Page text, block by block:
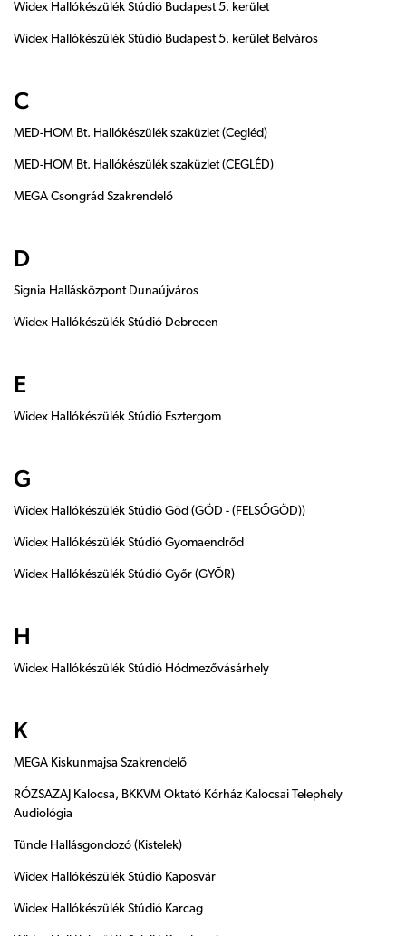
Widex Hallókészülék Stúdió Budapest 5. kerület
Widex Hallókészülék Stúdió Budapest 5. kerület Belváros
C
MED-HOM Bt. Hallókészülék szaküzlet (Cegléd)
MED-HOM Bt. Hallókészülék szaküzlet (CEGLÉD)
MEGA Csongrád Szakrendelő
D
Signia Hallásközpont Dunaújváros
Widex Hallókészülék Stúdió Debrecen
E
Widex Hallókészülék Stúdió Esztergom
G
Widex Hallókészülék Stúdió Göd (GÖD - (FELSŐGÖD))
Widex Hallókészülék Stúdió Gyomaendrőd
Widex Hallókészülék Stúdió Győr (GYÕR)
H
Widex Hallókészülék Stúdió Hódmezővásárhely
K
MEGA Kiskunmajsa Szakrendelő
RÓZSAZAJ Kalocsa, BKKVM Oktató Kórház Kalocsai Telephely
Audiológia
Tünde Hallásgondozó (Kistelek)
Widex Hallókészülék Stúdió Kaposvár
Widex Hallókészülék Stúdió Karcag